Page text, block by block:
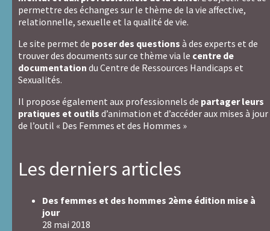
permettre des échanges sur le thème de la vie affective,
relationnelle, sexuelle et la qualité de vie.
Le site permet de poser des questions à des experts et de
trouver des documents sur ce thème via le centre de
documentation du Centre de Ressources Handicaps et
Sexualités.
Il propose également aux professionnels de partager leurs
pratiques et outils d’animation et d’accéder aux mises à jour
de l’outil « Des Femmes et des Hommes »
Les derniers articles
Des femmes et des hommes 2ème édition mise à
jour
28 mai 2018